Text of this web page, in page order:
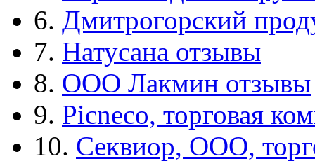
6. Дмитрогорский
7. Натусана отзывы
8. ООО Лакмин отзывы
9. Picneco, торговая
10. Секвиор, ООО,